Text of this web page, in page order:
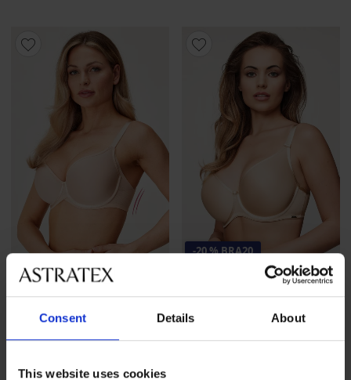
Consent Details About
This website uses cookies
straffend
-20 % BRA20
4,5
Deluxe wattiert